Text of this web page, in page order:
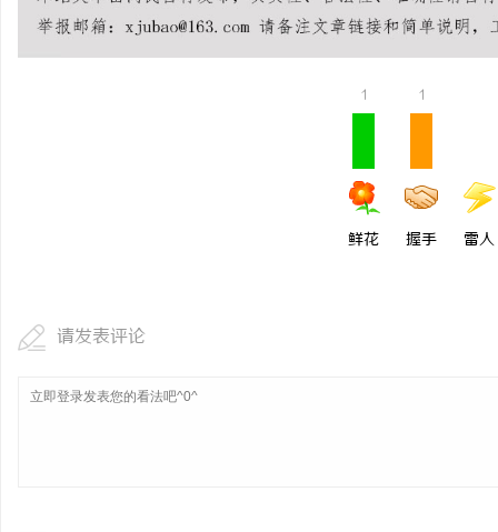
1
鲜花
1
握手 雷人
请发表评论